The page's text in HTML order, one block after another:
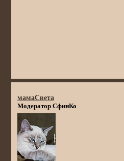
мамаСвета
Модератор СфинКо